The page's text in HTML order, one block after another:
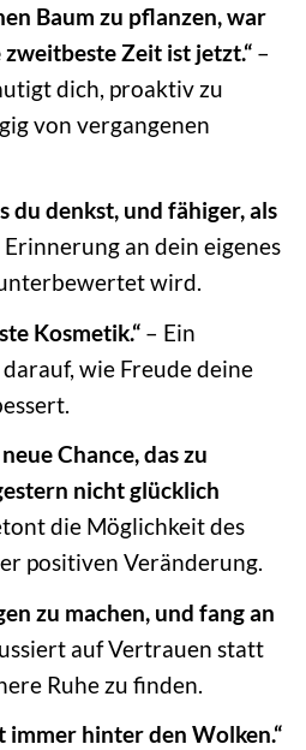
Baum zu pflanzen, war
Zeit ist jetzt.“–
dich, proaktiv zu
von vergangenen
du denkst, und fähiger, als
an dein eigenes
wird.
Kosmetik.“– Ein
wie Freude deine
Chance, das zu
nicht glücklich
die Möglichkeit des
positiven Veränderung.
zu machen, und fang an
auf Vertrauen statt
Ruhe zu finden.
immer hinter den Wolken.“